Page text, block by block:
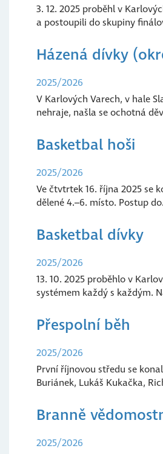
3. 12. 2025 proběhl v
a postoupili do skupiny
Házená dívky
2025/2026
V Karlových Varech, v hale
nehraje, našla se ochotná
Basketbal hoši
2025/2026
Ve čtvtrtek 16. října 2025 se
dělené 4.–6. místo. Postup
Basketbal dívky
2025/2026
13. 10. 2025 proběhlo v
systémem každý s každým.
Přespolní běh
2025/2026
První říjnovou středu se
Buriánek, Lukáš Kukačka,
Branně
2025/2026